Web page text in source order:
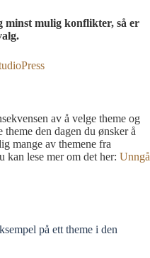
minst mulig konflikter, så er
av å velge theme og
den dagen du ønsker å
mange av themene fra
kan lese mer om det her: Unngå
på ett theme i den